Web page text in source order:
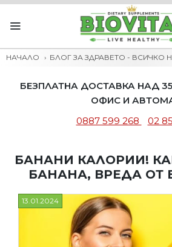
НАЧАЛО БЛОГ ЗА ЗДРАВЕТО - ВСИЧКО
БЕЗПЛАТНА ДОСТАВКА НАД
ОФИС И
0887 599 268
02
БАНАНИ КАЛОРИИ!
БАНАНА, ВРЕДА ОТ
13.01.2024